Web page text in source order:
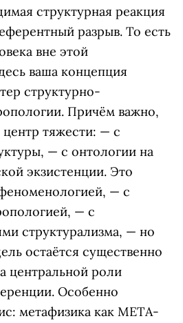
структурная реакция
разрыв. То есть
вне этой
ваша концепция
структурно-
Причём важно,
тяжести: — с
— с онтологии на
экзистенции. Это
— с
— с
структурализма, — но
остаётся существенно
центральной роли
Особенно
метафизика как META-